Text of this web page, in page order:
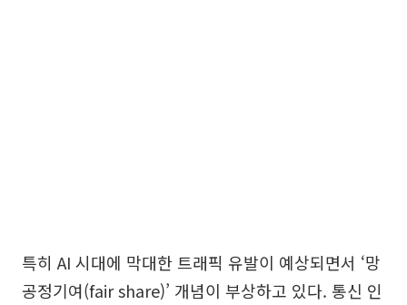
특히 AI 시대에 막대한 트래픽 유발이 예상되면서 ‘망
공정기여(fair share)’ 개념이 부상하고 있다. 통신 인